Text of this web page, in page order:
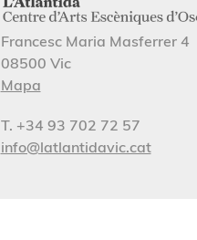
Francesc Maria Masferrer 4
08500 Vic
Mapa
T. +34 93 702 72 57
info@latlantidavic.cat